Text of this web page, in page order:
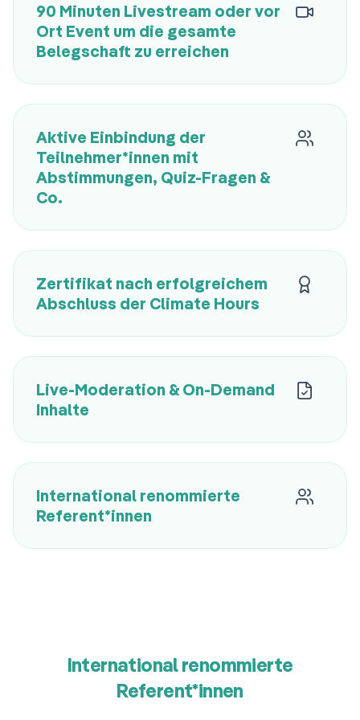
90 Minuten Livestream oder vor
Ort Event um die gesamte
Belegschaft zu erreichen
Aktive Einbindung der
Teilnehmer*innen mit
Abstimmungen, Quiz-Fragen &
Co.
Zertifikat nach erfolgreichem
Abschluss der Climate Hours
Live-Moderation & On-Demand
Inhalte
International renommierte
Referent*innen
International renommierte
Referent*innen